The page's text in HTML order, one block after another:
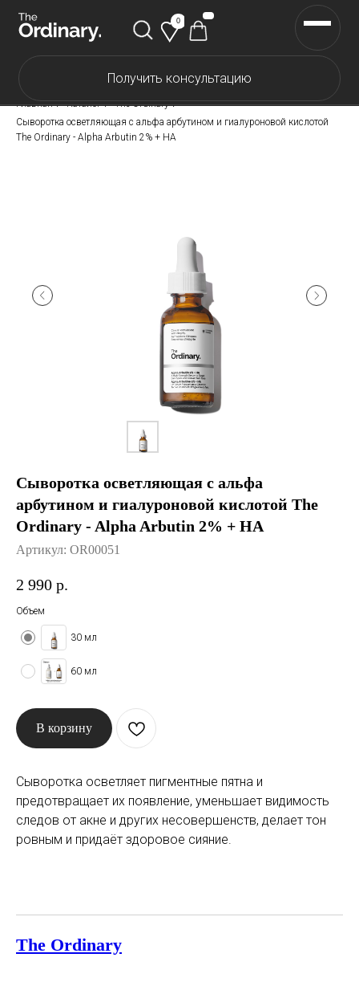
Главная / Каталог / The Ordinary /
Сыворотка осветляющая с альфа арбутином и гиалуроновой кислотой
The Ordinary - Alpha Arbutin 2% + HA
Сыворотка осветляющая с альфа
арбутином и гиалуроновой кислотой The
Ordinary - Alpha Arbutin 2% + HA
Артикул: OR00051
2 990 р.
Объем
30 мл
60 мл
В корзину
Сыворотка осветляет пигментные пятна и
предотвращает их появление, уменьшает видимость
следов от акне и других несовершенств, делает тон
ровным и придаёт здоровое сияние.
The Ordinary
Каталог The Ordinary
Каталог The INKEY
Доставка и оплата
Самовывоз
История The Ordinary
Блог